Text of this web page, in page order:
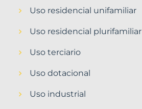
Uso residencial unifamiliar
Uso residencial plurifamiliar
Uso terciario
Uso dotacional
Uso industrial